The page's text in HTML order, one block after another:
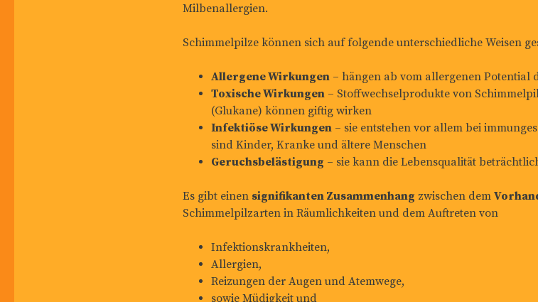
Milbenallergien.
Schimmelpilze können sich auf folgende unterschiedliche Weisen
Allergene Wirkungen – hängen ab vom allergenen Potential
Toxische Wirkungen – Stoffwechselprodukte von
(Glukane) können giftig wirken
Infektiöse Wirkungen – sie entstehen vor allem bei
sind Kinder, Kranke und ältere Menschen
Geruchsbelästigung – sie kann die Lebensqualität
Es gibt einen signifikanten Zusammenhang zwischen dem
Schimmelpilzarten in Räumlichkeiten und dem Auftreten von
Infektionskrankheiten,
Allergien,
Reizungen der Augen und Atemwege,
sowie Müdigkeit und